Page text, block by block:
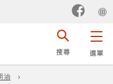
選單
搜尋
油